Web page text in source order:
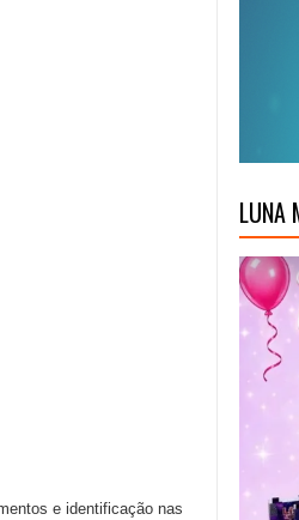
e identificação nas
LUNA